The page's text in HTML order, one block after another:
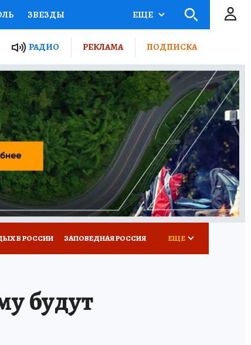
ЗВЕЗДЫ
ПРОЕКТЫ РОССИИ
ПУТЕВОДИТЕЛЬ
ТУРИЗМ
ВСЕ О КП РАДИО КП
ЕЩЕ
РАДИО РЕКЛАМА ПОДПИСКА
В РОССИИ ЗАПОВЕДНАЯ РОССИЯ ЕЩЕ
будут